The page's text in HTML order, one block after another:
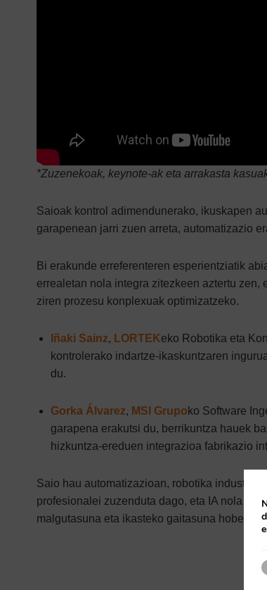
*Zuzenekoak, keynote-ak eta arrakasta
Saioak kontrol adimendunerako, ikuskapen
garapenean jarri zuen arreta, automatizazio
Bi erakunde erreferenteren esperientziatik
errealetan nola integra zitezkeen aztertu
ziren prozesu konplexuak optimizatzeko.
Iñaki Sainz, LORTEKeko Robotika eta
kontrolerako indartze-ikaskuntzaren
du.
Gorka Álvarez, MSI Grupoko Software
garapena erakutsi du, berrikuntza hauek
hizkuntza-ereduen integrazioa fabrikazio
Saio hau automatizazioan, robotika
profesionalei zuzenduta dago, eta IA nola
malgutasuna eta ikasteko gaitasuna hobetu
GORKA ALVAREZ